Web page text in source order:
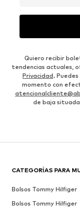
Quiero recibir
tendencias actuales,
Privacidad.
momento con
de baja
CATEGORÍAS PARA
Bolsos Tommy Hilfiger
Bolsos Tommy Hilfiger